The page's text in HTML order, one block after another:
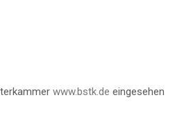
www.bstk.de eingesehen